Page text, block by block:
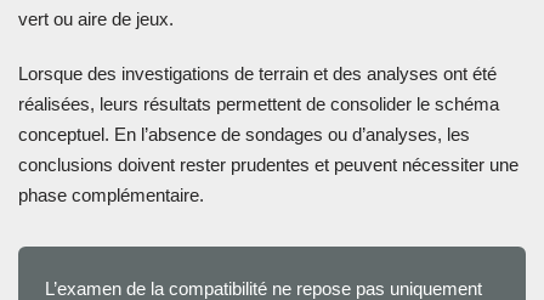
vert ou aire de jeux.
Lorsque des investigations de terrain et des analyses ont été
réalisées, leurs résultats permettent de consolider le schéma
conceptuel. En l’absence de sondages ou d’analyses, les
conclusions doivent rester prudentes et peuvent nécessiter une
phase complémentaire.
L’examen de la compatibilité ne repose pas uniquement